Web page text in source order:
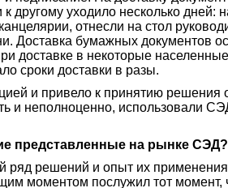
к другому уходило несколько дней:
отнесли на стол
Доставка бумажных документов
доставке в некоторые
сроки доставки в разы.
и привело к принятию решения
и неполноценно, использовали
представленные на рынке СЭД?
ряд решений и опыт их
моментом послужил тот момент,